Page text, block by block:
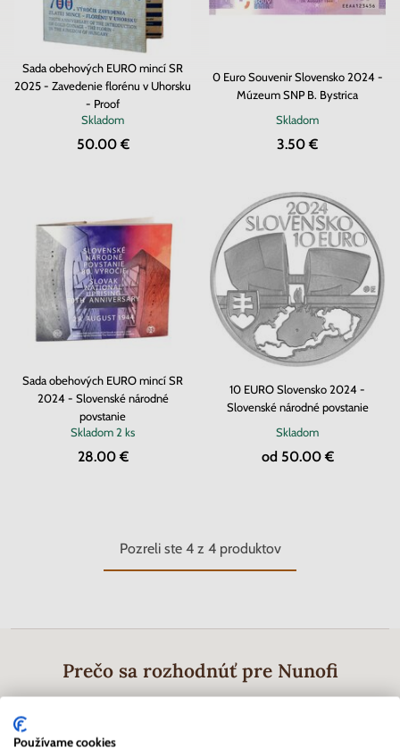
Sada obehových EURO mincí SR
2025 - Zavedenie florénu v Uhorsku
- Proof
Skladom
50.00 €
0 Euro Souvenir Slovensko 2024 -
Múzeum SNP B. Bystrica
Skladom
3.50 €
Sada obehových EURO mincí SR
2024 - Slovenské národné
povstanie
Skladom2 ks
28.00 €
10 EURO Slovensko 2024 -
Slovenské národné povstanie
Skladom
od 50.00 €
Pozreli ste 4z 4produktov
Prečo sa rozhodnúť pre Nunofi
Používame cookies